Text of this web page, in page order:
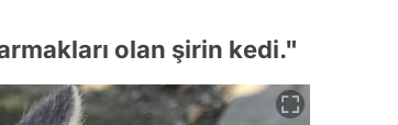
olan şirin kedi."